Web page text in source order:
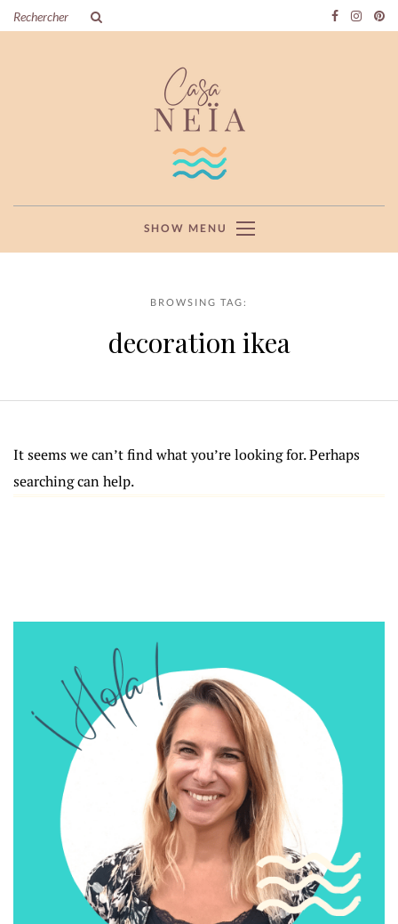
SHOW MENU
BROWSING TAG:
decoration ikea
It seems we can’t find what you’re looking for. Perhaps
searching can help.